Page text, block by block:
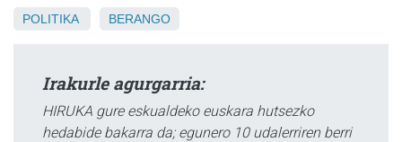
POLITIKA BERANGO
Irakurle agurgarria:
HIRUKA gure eskualdeko euskara hutsezko
hedabide bakarra da; egunero 10 udalerriren berri